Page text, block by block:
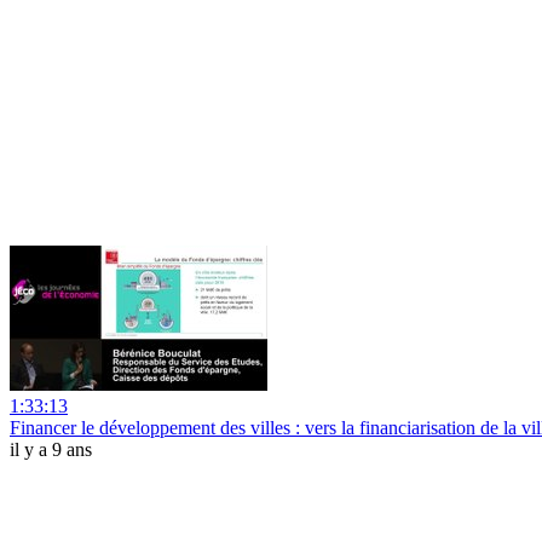
1:33:13
Financer le développement des villes : vers la financiarisation de la
il y a 9 ans